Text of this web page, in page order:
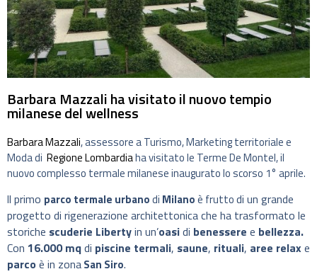
Barbara Mazzali ha visitato il nuovo tempio
milanese del wellness
Barbara Mazzali, assessore a Turismo, Marketing territoriale e
Moda di Regione Lombardiaha visitato le Terme De Montel, il
nuovo complesso termale milanese inaugurato lo scorso 1° aprile.
Il primo parco termale urbanodi Milanoè fruttodi un grande
progetto di rigenerazione architettonica che ha trasformato le
storiche scuderie Libertyin un’oasidi benessere e bellezza.
Con 16.000 mqdi piscine termali, saune, rituali, aree relaxe
parco è in zonaSan Siro.